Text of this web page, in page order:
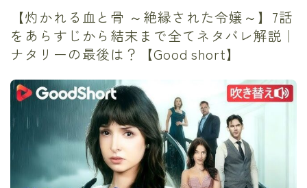
【灼かれる血と骨 ～絶縁された令嬢～】7話
をあらすじから結末まで全てネタバレ解説｜
ナタリーの最後は？【Good short】